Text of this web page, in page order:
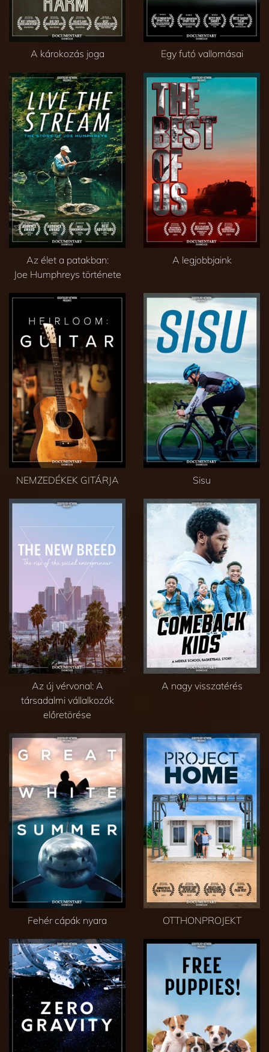
A károkozás joga Egy futó vallomásai
Az élet a patakban:
Joe Humphreys története
A legjobbjaink
NEMZEDÉKEK GITÁRJA Sisu
Az új vérvonal: A
társadalmi vállalkozók
előretörése
A nagy visszatérés
Fehér cápák nyara OTTHONPROJEKT